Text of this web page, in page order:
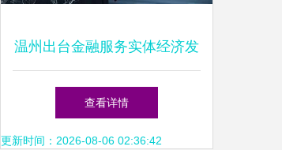
温州出台金融服务实体经济发
展14条,着力缓解民营企业融
资问题
查看详情
更新时间：2026-08-06 02:36:42